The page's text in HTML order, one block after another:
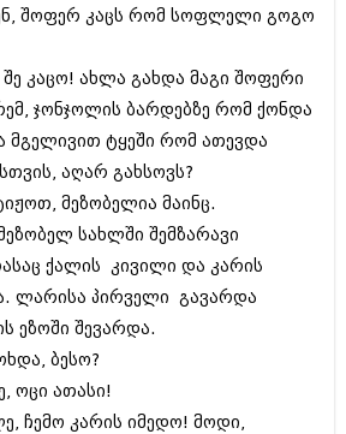
შოფერ კაცს რომ სოფლელი გოგო
კაცო! ახლა გახდა მაგი შოფერი
ჯონჯოლის ბარდებზე რომ ქონდა
მგელივით ტყეში რომ ათევდა
აღარ გახსოვს?
მეზობელია მაინც.
სახლში შემზარავი
ქალის კივილი და კარის
ლარისა პირველი გავარდა
ეზოში შევარდა.
ბესო?
ოცი ათასი!
ჩემო კარის იმედო! მოდი,